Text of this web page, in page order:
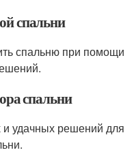
спальни
спальню при помощи
спальни
удачных решений для